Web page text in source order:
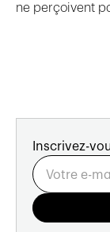
ne perçoivent
Inscrivez-